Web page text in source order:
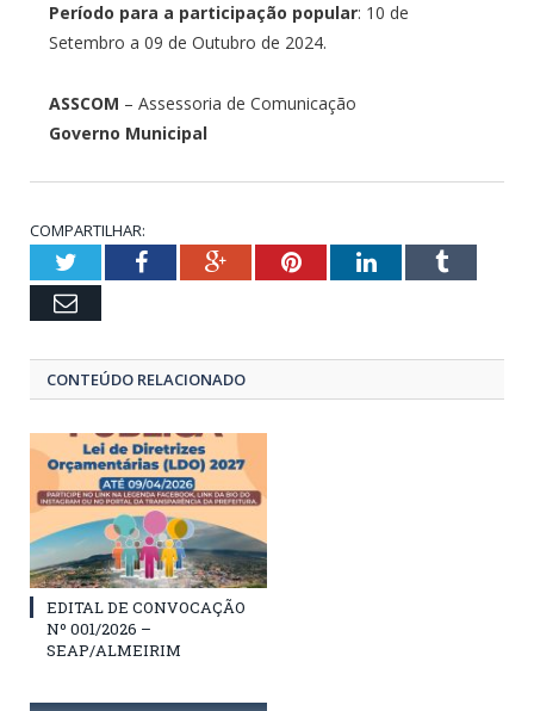
Período para a participação popular: 10 de
Setembro a 09 de Outubro de 2024.
ASSCOM – Assessoria de Comunicação
Governo Municipal
COMPARTILHAR:
TwitterFacebookGoogle+PinterestLinkedInTumblr
Email
CONTEÚDO RELACIONADO
EDITAL DE CONVOCAÇÃO
Nº 001/2026 –
SEAP/ALMEIRIM